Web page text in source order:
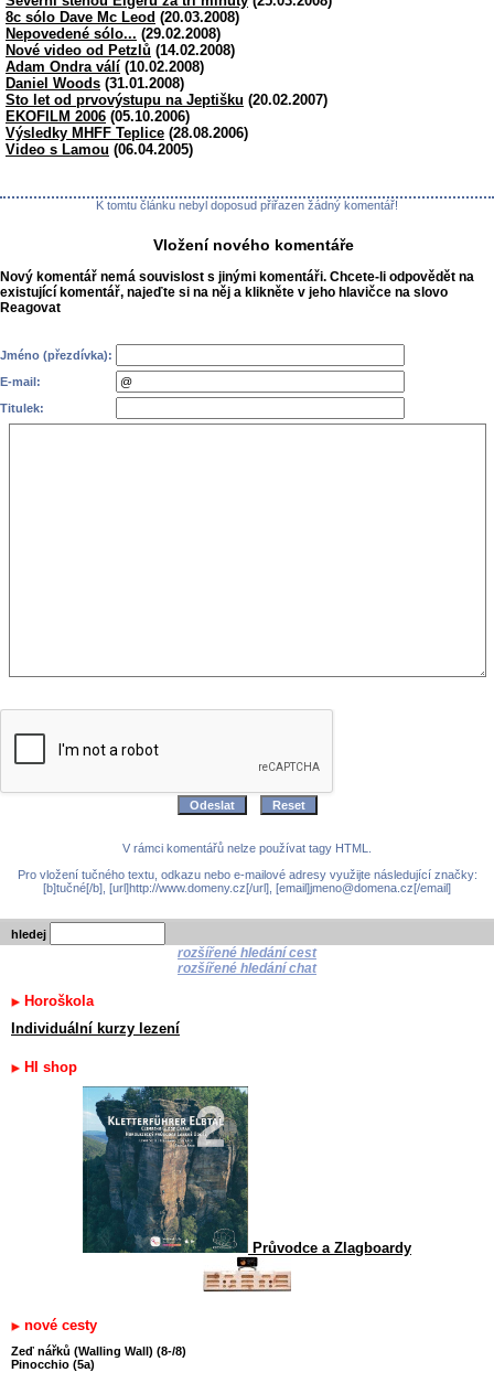
8c sólo Dave Mc Leod (20.03.2008)
Nepovedené sólo... (29.02.2008)
Nové video od Petzlů (14.02.2008)
Adam Ondra válí (10.02.2008)
Daniel Woods (31.01.2008)
Sto let od prvovýstupu na Jeptišku (20.02.2007)
EKOFILM 2006 (05.10.2006)
Výsledky MHFF Teplice (28.08.2006)
Video s Lamou (06.04.2005)
K tomtu článku nebyl doposud přiřazen žádný komentář!
Vložení nového komentáře
Nový komentář nemá souvislost s jinými komentáři. Chcete-li odpovědět na
existující komentář, najeďte si na něj a klikněte v jeho hlavičce na slovo
Reagovat
Jméno (přezdívka):
E-mail:
Titulek:
V rámci komentářů nelze používat tagy HTML.
Pro vložení tučného textu, odkazu nebo e-mailové adresy využijte následující značky:
[b]tučné[/b], [url]http://www.domeny.cz[/url], [email]jmeno@domena.cz[/email]
hledej
rozšířené hledání cest
rozšířené hledání chat
Horoškola
Individuální kurzy lezení
HI shop
Průvodce a Zlagboardy
nové cesty
Zeď nářků (Walling Wall) (8-/8)
Pinocchio (5a)